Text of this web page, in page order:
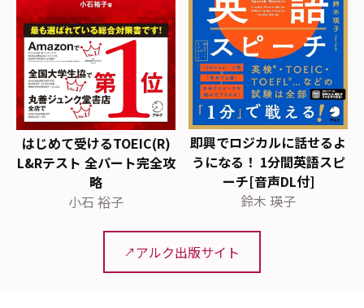
はじめて受けるTOEIC(R)
L&Rテスト 全パート完全攻
略
小石 裕子
即興でロジカルに話せるよ
うになる！ 1分間英語スピ
ーチ[音声DL付]
鈴木 瑛子
アルク出版サイト